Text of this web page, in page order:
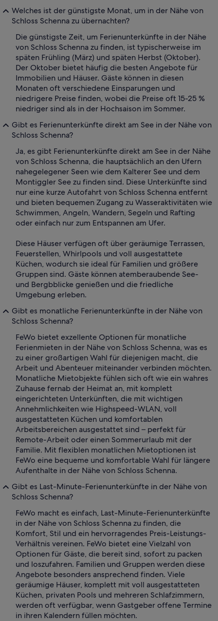
Welches ist der günstigste Monat, um in der Nähe von
Schloss Schenna zu übernachten?
Die günstigste Zeit, um Ferienunterkünfte in der Nähe
von Schloss Schenna zu finden, ist typischerweise im
späten Frühling (März) und späten Herbst (Oktober).
Der Oktober bietet häufig die besten Angebote für
Immobilien und Häuser. Gäste können in diesen
Monaten oft verschiedene Einsparungen und
niedrigere Preise finden, wobei die Preise oft 15-25 %
niedriger sind als in der Hochsaison im Sommer.
Gibt es Ferienunterkünfte direkt am See in der Nähe von
Schloss Schenna?
Ja, es gibt Ferienunterkünfte direkt am See in der Nähe
von Schloss Schenna, die hauptsächlich an den Ufern
nahegelegener Seen wie dem Kalterer See und dem
Montiggler See zu finden sind. Diese Unterkünfte sind
nur eine kurze Autofahrt von Schloss Schenna entfernt
und bieten bequemen Zugang zu Wasseraktivitäten wie
Schwimmen, Angeln, Wandern, Segeln und Rafting
oder einfach nur zum Entspannen am Ufer.
Diese Häuser verfügen oft über geräumige Terrassen,
Feuerstellen, Whirlpools und voll ausgestattete
Küchen, wodurch sie ideal für Familien und größere
Gruppen sind. Gäste können atemberaubende See-
und Bergbblicke genießen und die friedliche
Umgebung erleben.
Gibt es monatliche Ferienunterkünfte in der Nähe von
Schloss Schenna?
FeWo bietet exzellente Optionen für monatliche
Ferienmieten in der Nähe von Schloss Schenna, was es
zu einer großartigen Wahl für diejenigen macht, die
Arbeit und Abenteuer miteinander verbinden möchten.
Monatliche Mietobjekte fühlen sich oft wie ein wahres
Zuhause fernab der Heimat an, mit komplett
eingerichteten Unterkünften, die mit wichtigen
Annehmlichkeiten wie Highspeed-WLAN, voll
ausgestatteten Küchen und komfortablen
Arbeitsbereichen ausgestattet sind – perfekt für
Remote-Arbeit oder einen Sommerurlaub mit der
Familie. Mit flexiblen monatlichen Mietoptionen ist
FeWo eine bequeme und komfortable Wahl für längere
Aufenthalte in der Nähe von Schloss Schenna.
Gibt es Last-Minute-Ferienunterkünfte in der Nähe von
Schloss Schenna?
FeWo macht es einfach, Last-Minute-Ferienunterkünfte
in der Nähe von Schloss Schenna zu finden, die
Komfort, Stil und ein hervorragendes Preis-Leistungs-
Verhältnis vereinen. FeWo bietet eine Vielzahl von
Optionen für Gäste, die bereit sind, sofort zu packen
und loszufahren. Familien und Gruppen werden diese
Angebote besonders ansprechend finden. Viele
geräumige Häuser, komplett mit voll ausgestatteten
Küchen, privaten Pools und mehreren Schlafzimmern,
werden oft verfügbar, wenn Gastgeber offene Termine
in ihren Kalendern füllen möchten.